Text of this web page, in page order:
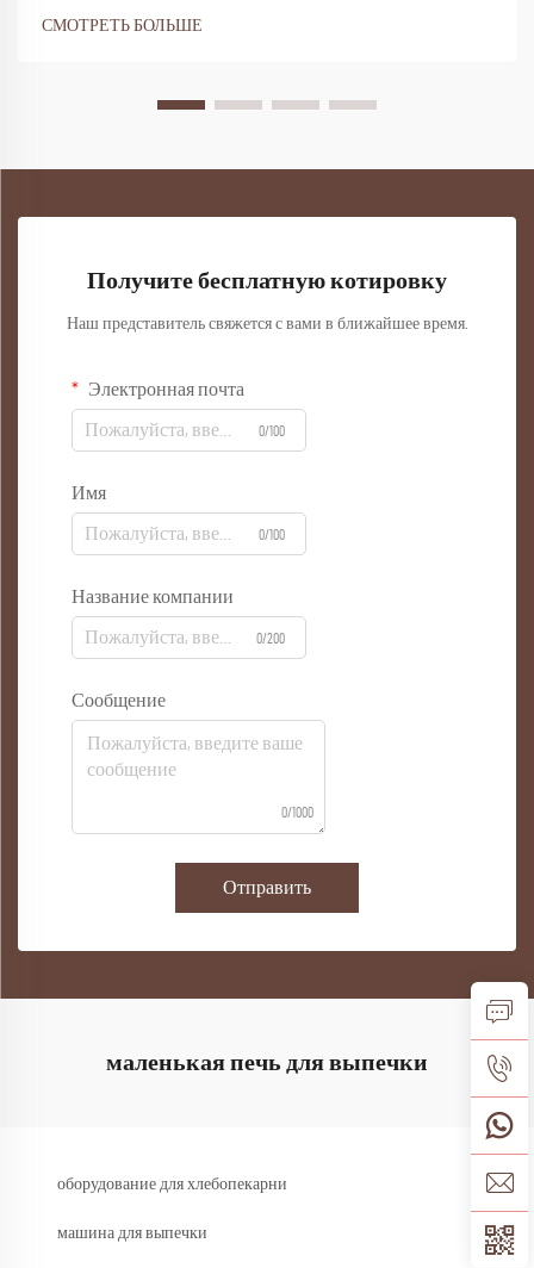
СМОТРЕТЬ БОЛЬШЕ
Получите бесплатную котировку
Наш представитель свяжется с вами в ближайшее время.
Электронная почта
0/100
Имя
0/100
Название компании
0/200
Сообщение
0/1000
Отправить
маленькая печь для выпечки
оборудование для хлебопекарни
машина для выпечки